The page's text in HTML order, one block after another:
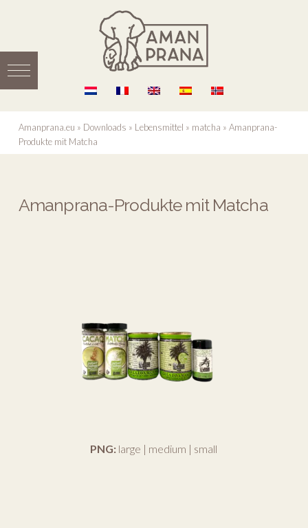
Amanprana.eu » Downloads » Lebensmittel » matcha » Amanprana-
Produkte mit Matcha
Amanprana-Produkte mit Matcha
PNG: large | medium | small